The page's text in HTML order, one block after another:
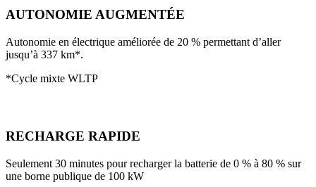
AUTONOMIE AUGMENTÉE
Autonomie en électrique améliorée de 20 % permettant d’aller
jusqu’à 337 km*.
*Cycle mixte WLTP
RECHARGE RAPIDE
Seulement 30 minutes pour recharger la batterie de 0 % à 80 % sur
une borne publique de 100 kW